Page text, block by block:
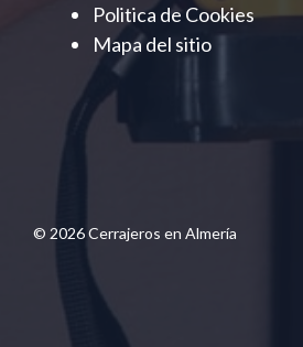
Politica de Cookies
Mapa del sitio
© 2026 Cerrajeros en Almería